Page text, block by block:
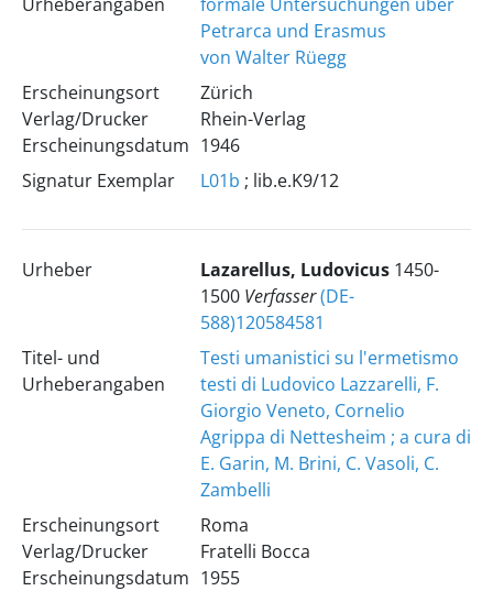
Petrarca und Erasmus
von Walter Rüegg
Erscheinungsort
Verlag/Drucker
Erscheinungsdatum
Zürich
Rhein-Verlag
1946
Signatur Exemplar
L01b ; lib.e.K9/12
Urheber Lazarellus, Ludovicus 1450-
1500 Verfasser(DE-
588)120584581
Titel- und
Urheberangaben
Testi umanistici su l'ermetismo
testi di Ludovico Lazzarelli, F.
Giorgio Veneto, Cornelio
Agrippa di Nettesheim ; a cura di
E. Garin, M. Brini, C. Vasoli, C.
Zambelli
Erscheinungsort
Verlag/Drucker
Erscheinungsdatum
Roma
Fratelli Bocca
1955